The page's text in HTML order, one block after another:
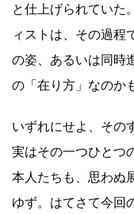
と仕上げられていた
ィストは、その過程
の姿、あるいは同時
の「在り方」なのか
いずれにせよ、その
実はその一つひとつ
本人たちも、思わぬ
ゆず。はてさて今回